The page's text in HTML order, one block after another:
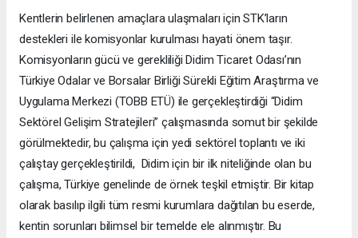
Kentlerin belirlenen amaçlara ulaşmaları için STK’ların
destekleri ile komisyonlar kurulması hayati önem taşır.
Komisyonların gücü ve gerekliliği Didim Ticaret Odası’nın
Türkiye Odalar ve Borsalar Birliği Sürekli Eğitim Araştırma ve
Uygulama Merkezi (TOBB ETÜ) ile gerçekleştirdiği “Didim
Sektörel Gelişim Stratejileri” çalışmasında somut bir şekilde
görülmektedir, bu çalışma için yedi sektörel toplantı ve iki
çalıştay gerçekleştirildi, Didim için bir ilk niteliğinde olan bu
çalışma, Türkiye genelinde de örnek teşkil etmiştir. Bir kitap
olarak basılıp ilgili tüm resmi kurumlara dağıtılan bu eserde,
kentin sorunları bilimsel bir temelde ele alınmıştır. Bu